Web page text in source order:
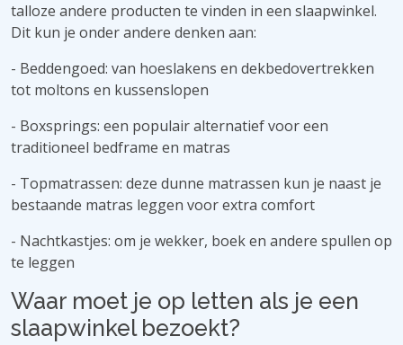
talloze andere producten te vinden in een slaapwinkel.
Dit kun je onder andere denken aan:
- Beddengoed: van hoeslakens en dekbedovertrekken
tot moltons en kussenslopen
- Boxsprings: een populair alternatief voor een
traditioneel bedframe en matras
- Topmatrassen: deze dunne matrassen kun je naast je
bestaande matras leggen voor extra comfort
- Nachtkastjes: om je wekker, boek en andere spullen op
te leggen
Waar moet je op letten als je een
slaapwinkel bezoekt?